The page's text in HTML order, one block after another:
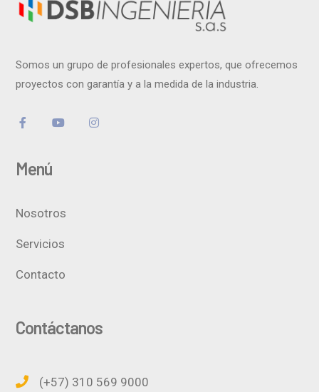
Somos un grupo de profesionales expertos, que ofrecemos
proyectos con garantía y a la medida de la industria.
Menú
Nosotros
Servicios
Contacto
Contáctanos
(+57) 310 569 9000